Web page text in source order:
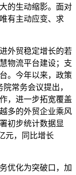
的生动缩影。面对
有主动应变、求
外贸稳定增长的若
物流平台建设；支
。今年以来，政策
常务会议提出，
，进一步拓宽覆盖
多的外贸企业乘风
初步统计数据显
元，同比增长
优化为突破口，加